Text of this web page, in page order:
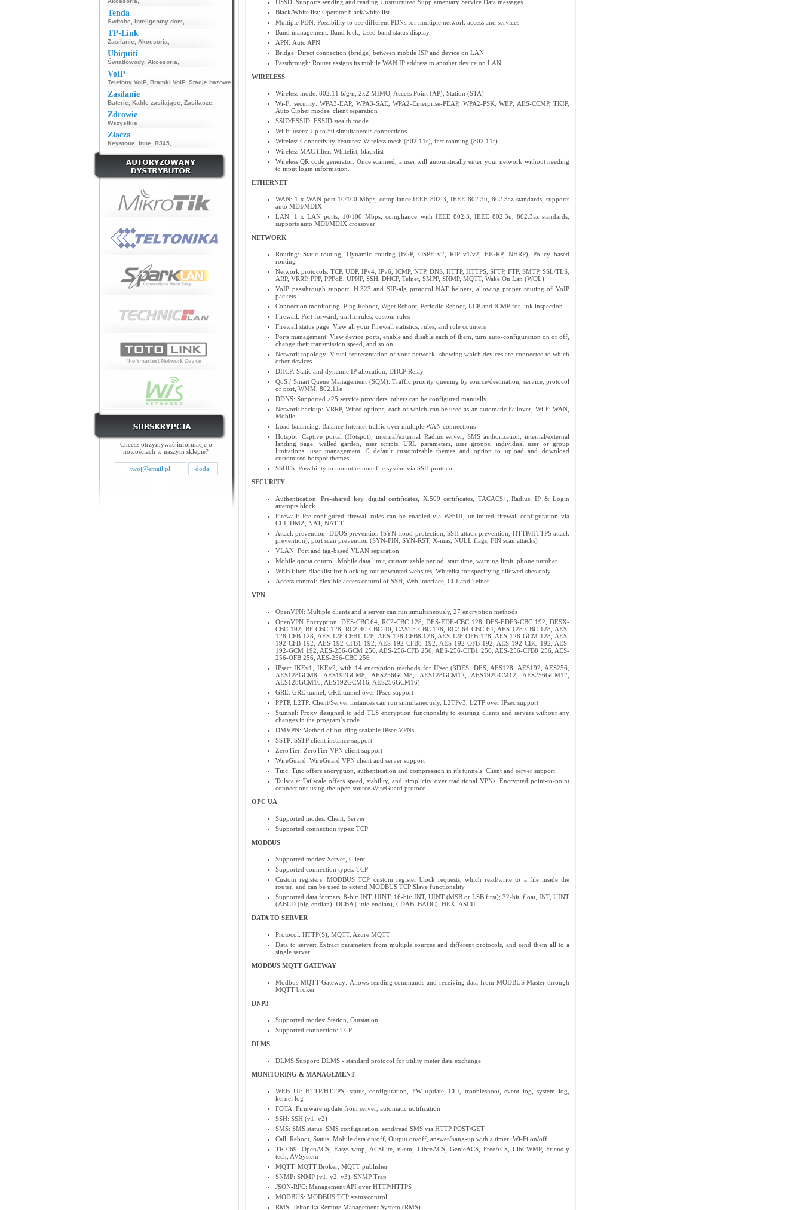
Tenda
Switche Inteligentny dom,
TP-Link
Zasilanie Akcesoria
Ubiquiti
Światłowody, Akcesoria
VoIP
Telefony VoIP, Bramki VoIP, Stacje bazowe
Zasilanie
Baterie Kable zasilające Zasilacze
Zdrowie
Wszystkie
Złącza
Keystone Inne RJ45,
Chcesz otrzymywać informacje o
nowościach w naszym sklepie?
USSD: Supports sending and reading Unstructured Supplementary Service Data messages
Black/White list: Operator black/white list
Multiple PDN: Possibility to use different PDNs for multiple network access and services
Band management: Band lock, Used band status display
APN: Auto APN
Bridge: Direct connection (bridge) between mobile ISP and device on LAN
Passthrough: Router assigns its mobile WAN IP address to another device on LAN
WIRELESS
Wireless mode: 802.11 b/g/n, 2x2 MIMO, Access Point (AP), Station (STA)
Wi-Fi security: WPA3-EAP, WPA3-SAE, WPA2-Enterprise-PEAP, WPA2-PSK, WEP; AES-CCMP, TKIP,
Auto Cipher modes, client separation
SSID/ESSID: ESSID stealth mode
Wi-Fi users: Up to 50 simultaneous connections
Wireless Connectivity Features: Wireless mesh (802.11s), fast roaming (802.11r)
Wireless MAC filter: Whitelist, blacklist
Wireless QR code generator: Once scanned, a user will automatically enter your network without needing
to input login information.
ETHERNET
WAN: 1 x WAN port 10/100 Mbps, compliance IEEE 802.3, IEEE 802.3u, 802.3az standards, supports
auto MDI/MDIX
LAN: 1 x LAN ports, 10/100 Mbps, compliance with IEEE 802.3, IEEE 802.3u, 802.3az standards,
supports auto MDI/MDIX crossover
NETWORK
Routing: Static routing, Dynamic routing (BGP, OSPF v2, RIP v1/v2, EIGRP, NHRP), Policy based
routing
Network protocols: TCP, UDP, IPv4, IPv6, ICMP, NTP, DNS, HTTP, HTTPS, SFTP, FTP, SMTP, SSL/TLS,
ARP, VRRP, PPP, PPPoE, UPNP, SSH, DHCP, Telnet, SMPP, SNMP, MQTT, Wake On Lan (WOL)
VoIP passthrough support: H.323 and SIP-alg protocol NAT helpers, allowing proper routing of VoIP
packets
Connection monitoring: Ping Reboot, Wget Reboot, Periodic Reboot, LCP and ICMP for link inspection
Firewall: Port forward, traffic rules, custom rules
Firewall status page: View all your Firewall statistics, rules, and rule counters
Ports management: View device ports, enable and disable each of them, turn auto-configuration on or off,
change their transmission speed, and so on
Network topology: Visual representation of your network, showing which devices are connected to which
other devices
DHCP: Static and dynamic IP allocation, DHCP Relay
QoS / Smart Queue Management (SQM): Traffic priority queuing by source/destination, service, protocol
or port, WMM, 802.11e
DDNS: Supported >25 service providers, others can be configured manually
Network backup: VRRP, Wired options, each of which can be used as an automatic Failover, Wi-Fi WAN,
Mobile
Load balancing: Balance Internet traffic over multiple WAN connections
Hotspot: Captive portal (Hotspot), internal/external Radius server, SMS authorization, internal/external
landing page, walled garden, user scripts, URL parameters, user groups, individual user or group
limitations, user management, 9 default customizable themes and option to upload and download
customised hotspot themes
SSHFS: Possibility to mount remote file system via SSH protocol
SECURITY
Authentication: Pre-shared key, digital certificates, X.509 certificates, TACACS+, Radius, IP & Login
attempts block
Firewall: Pre-configured firewall rules can be enabled via WebUI, unlimited firewall configuration via
CLI; DMZ; NAT; NAT-T
Attack prevention: DDOS prevention (SYN flood protection, SSH attack prevention, HTTP/HTTPS attack
prevention), port scan prevention (SYN-FIN, SYN-RST, X-mas, NULL flags, FIN scan attacks)
VLAN: Port and tag-based VLAN separation
Mobile quota control: Mobile data limit, customizable period, start time, warning limit, phone number
WEB filter: Blacklist for blocking out unwanted websites, Whitelist for specifying allowed sites only
Access control: Flexible access control of SSH, Web interface, CLI and Telnet
VPN
OpenVPN: Multiple clients and a server can run simultaneously, 27 encryption methods
OpenVPN Encryption: DES-CBC 64, RC2-CBC 128, DES-EDE-CBC 128, DES-EDE3-CBC 192, DESX-
CBC 192, BF-CBC 128, RC2-40-CBC 40, CAST5-CBC 128, RC2-64-CBC 64, AES-128-CBC 128, AES-
128-CFB 128, AES-128-CFB1 128, AES-128-CFB8 128, AES-128-OFB 128, AES-128-GCM 128, AES-
192-CFB 192, AES-192-CFB1 192, AES-192-CFB8 192, AES-192-OFB 192, AES-192-CBC 192, AES-
192-GCM 192, AES-256-GCM 256, AES-256-CFB 256, AES-256-CFB1 256, AES-256-CFB8 256, AES-
256-OFB 256, AES-256-CBC 256
IPsec: IKEv1, IKEv2, with 14 encryption methods for IPsec (3DES, DES, AES128, AES192, AES256,
AES128GCM8, AES192GCM8, AES256GCM8, AES128GCM12, AES192GCM12, AES256GCM12,
AES128GCM16, AES192GCM16, AES256GCM16)
GRE: GRE tunnel, GRE tunnel over IPsec support
PPTP, L2TP: Client/Server instances can run simultaneously, L2TPv3, L2TP over IPsec support
Stunnel: Proxy designed to add TLS encryption functionality to existing clients and servers without any
changes in the program’s code
DMVPN: Method of building scalable IPsec VPNs
SSTP: SSTP client instance support
ZeroTier: ZeroTier VPN client support
WireGuard: WireGuard VPN client and server support
Tinc: Tinc offers encryption, authentication and compression in it's tunnels. Client and server support.
Tailscale: Tailscale offers speed, stability, and simplicity over traditional VPNs. Encrypted point-to-point
connections using the open source WireGuard protocol
OPC UA
Supported modes: Client, Server
Supported connection types: TCP
MODBUS
Supported modes: Server, Client
Supported connection types: TCP
Custom registers: MODBUS TCP custom register block requests, which read/write to a file inside the
router, and can be used to extend MODBUS TCP Slave functionality
Supported data formats: 8-bit: INT, UINT; 16-bit: INT, UINT (MSB or LSB first); 32-bit: float, INT, UINT
(ABCD (big-endian), DCBA (little-endian), CDAB, BADC), HEX, ASCII
DATA TO SERVER
Protocol: HTTP(S), MQTT, Azure MQTT
Data to server: Extract parameters from multiple sources and different protocols, and send them all to a
single server
MODBUS MQTT GATEWAY
Modbus MQTT Gateway: Allows sending commands and receiving data from MODBUS Master through
MQTT broker
DNP3
Supported modes: Station, Outstation
Supported connection: TCP
DLMS
DLMS Support: DLMS - standard protocol for utility meter data exchange
MONITORING & MANAGEMENT
WEB UI: HTTP/HTTPS, status, configuration, FW update, CLI, troubleshoot, event log, system log,
kernel log
FOTA: Firmware update from server, automatic notification
SSH: SSH (v1, v2)
SMS: SMS status, SMS configuration, send/read SMS via HTTP POST/GET
Call: Reboot, Status, Mobile data on/off, Output on/off, answer/hang-up with a timer, Wi-Fi on/off
TR-069: OpenACS, EasyCwmp, ACSLite, tGem, LibreACS, GenieACS, FreeACS, LibCWMP, Friendly
tech, AVSystem
MQTT: MQTT Broker, MQTT publisher
SNMP: SNMP (v1, v2, v3), SNMP Trap
JSON-RPC: Management API over HTTP/HTTPS
MODBUS: MODBUS TCP status/control
RMS: Teltonika Remote Management System (RMS)